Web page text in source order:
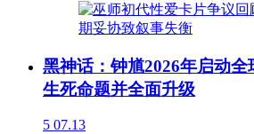
黑神话：钟馗2026年启动
生死命题并全面升级
5 07.13